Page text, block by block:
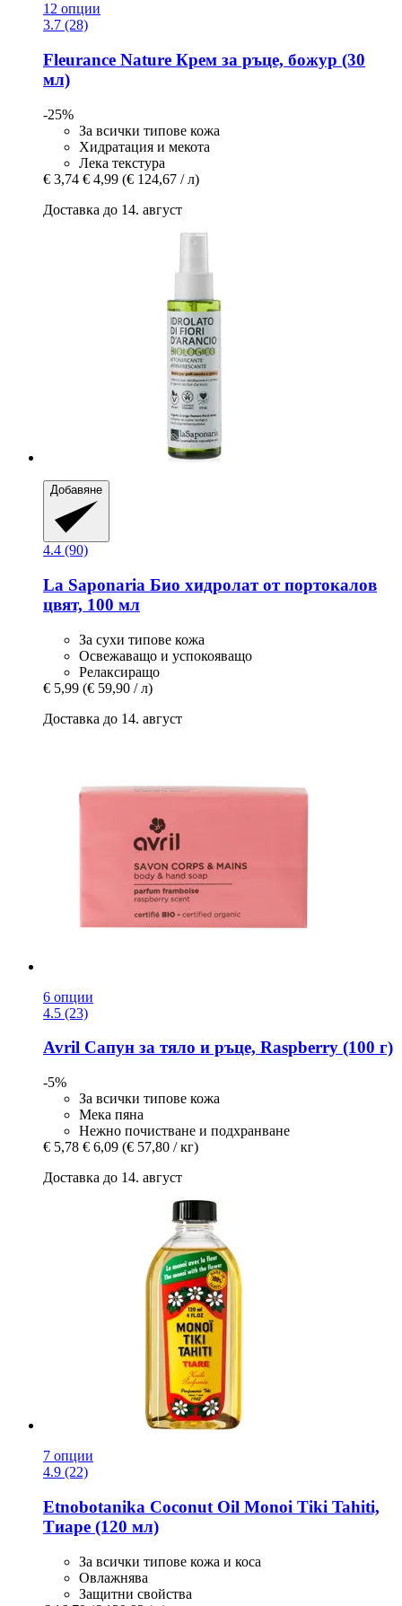
12 опции
3.7 (28)
Fleurance Nature Крем за ръце, божур (30
мл)
-25%
За всички типове кожа
Хидратация и мекота
Лека текстура
€ 3,74 € 4,99 (€ 124,67 / л)
Доставка до 14. август
Добавяне
4.4 (90)
La Saponaria Био хидролат от портокалов
цвят, 100 мл
За сухи типове кожа
Освежаващо и успокояващо
Релаксиращо
€ 5,99 (€ 59,90 / л)
Доставка до 14. август
6 опции
4.5 (23)
Avril Сапун за тяло и ръце, Raspberry (100 г)
-5%
За всички типове кожа
Мека пяна
Нежно почистване и подхранване
€ 5,78 € 6,09 (€ 57,80 / кг)
Доставка до 14. август
7 опции
4.9 (22)
Etnobotanika Coconut Oil Monoi Tiki Tahiti,
Тиаре (120 мл)
За всички типове кожа и коса
Овлажнява
Защитни свойства